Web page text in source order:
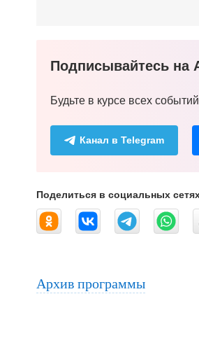
Подписывайтесь на
Будьте в курсе всех
Канал в Telegram
Поделиться в социальных
Архив программы